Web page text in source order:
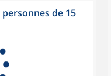
de 15